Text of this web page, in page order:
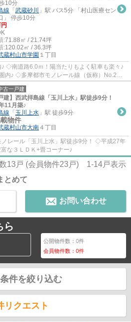
10分
線 「 武蔵砂川
」駅 バス5分 「村山医療セン
」 停歩10分
:71.88㎡ / 21.74坪
:120.02㎡ / 36.3坪
蔵村山市学園 １丁目
◇南道路6.0ｍ！陽当たりもよく駐車も楽々♪
内♪ ◇多摩都市モノレール線（仮称）No.2新
約6帖の和室が2カ所...
古一戸建
建】西武拝島線「玉川上水」駅徒歩9分！
11月築♪
線 「 玉川上水 」駅 徒歩9分
物件
蔵村山市大南 ４丁目
レール「玉川上水」駅徒歩9分！ ◇平成27年
な３ＬＤＫ+畳コーナー♪
13 戸 (会員物件23 戸) 1-14戸表示
とめて
お問い合わせ
ら
公開物件数：0件
会員物件数：0件
件を絞り込む
リクエスト